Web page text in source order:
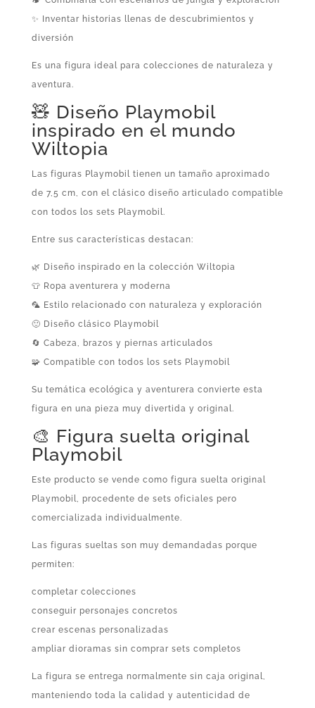
✨ Inventar historias llenas de descubrimientos y
diversión
Es una figura ideal para colecciones de naturaleza y
aventura.
🧸 Diseño Playmobil
inspirado en el mundo
Wiltopia
Las figuras Playmobil tienen un tamaño aproximado
de 7,5 cm, con el clásico diseño articulado compatible
con todos los sets Playmobil.
Entre sus características destacan:
🌿 Diseño inspirado en la colección Wiltopia
👕 Ropa aventurera y moderna
🦜 Estilo relacionado con naturaleza y exploración
🙂 Diseño clásico Playmobil
🔄 Cabeza, brazos y piernas articulados
🧩 Compatible con todos los sets Playmobil
Su temática ecológica y aventurera convierte esta
figura en una pieza muy divertida y original.
🎨 Figura suelta original
Playmobil
Este producto se vende como figura suelta original
Playmobil, procedente de sets oficiales pero
comercializada individualmente.
Las figuras sueltas son muy demandadas porque
permiten:
completar colecciones
conseguir personajes concretos
crear escenas personalizadas
ampliar dioramas sin comprar sets completos
La figura se entrega normalmente sin caja original,
manteniendo toda la calidad y autenticidad de